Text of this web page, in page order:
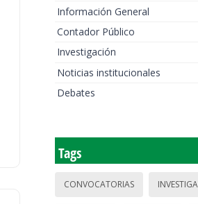
Información General
Contador Público
Investigación
Noticias institucionales
Debates
Tags
CONVOCATORIAS